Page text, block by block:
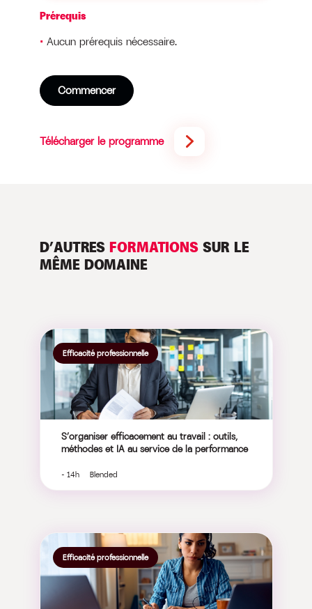
Prérequis
Aucun prérequis nécessaire.
Commencer
Télécharger le programme
D’AUTRES FORMATIONSSUR LE
MÊME DOMAINE
Efficacité professionnelle
S’organiser efficacement au travail : outils,
méthodes et IA au service de la performance
- 14h Blended
Efficacité professionnelle